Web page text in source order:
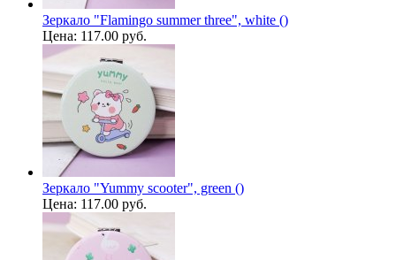
Зеркало "Flamingo summer three", white ()
Цена: 117.00 руб.
Зеркало "Yummy scooter", green ()
Цена: 117.00 руб.